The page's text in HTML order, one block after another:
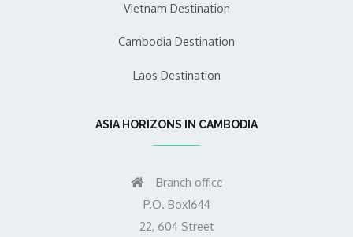
Vietnam Destination
Cambodia Destination
Laos Destination
ASIA HORIZONS IN CAMBODIA
Branch office
P.O. Box1644
22, 604 Street